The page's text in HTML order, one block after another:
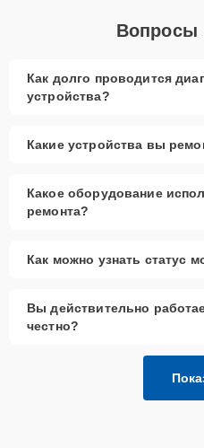
Вопросы
Как долго проводится
устройства?
Какие устройства вы
Какое оборудование
ремонта?
Как можно узнать статус
Вы действительно
честно?